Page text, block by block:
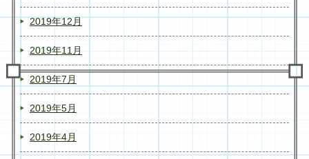
2019年12月
2019年11月
2019年7月
2019年5月
2019年4月